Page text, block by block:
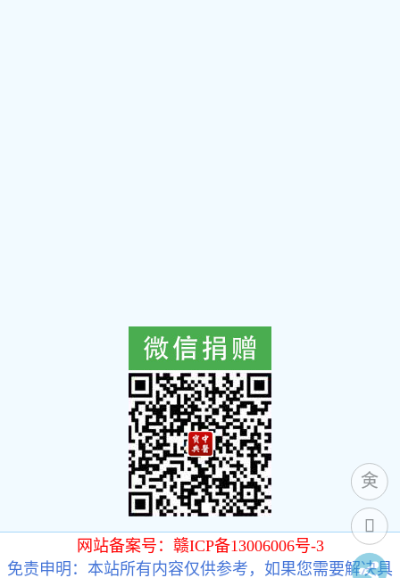
网站备案号：赣ICP备13006006号-3
免责申明：本站所有内容仅供参考，如果您需要解决具